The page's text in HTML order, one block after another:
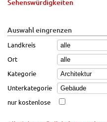
Sehenswürdigkeiten
Auswahl eingrenzen
Landkreis
Ort
Kategorie
Unterkategorie
nur kostenlose